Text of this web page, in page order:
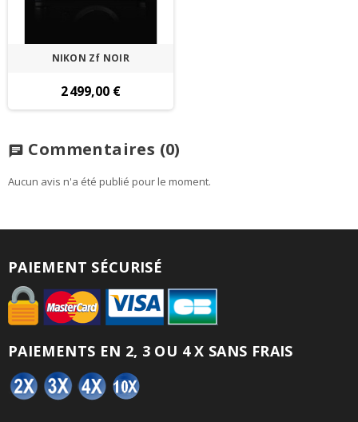
NIKON Zf NOIR
2 499,00 €
chat Commentaires (0)
Aucun avis n'a été publié pour le moment.
PAIEMENT SÉCURISÉ
PAIEMENTS EN 2, 3 OU 4 X SANS FRAIS